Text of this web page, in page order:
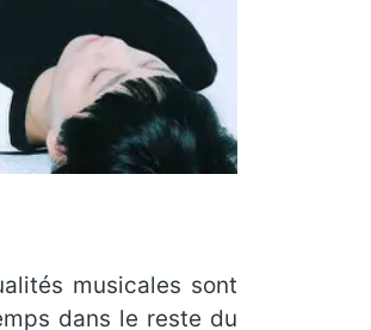
musicales sont
dans le reste du